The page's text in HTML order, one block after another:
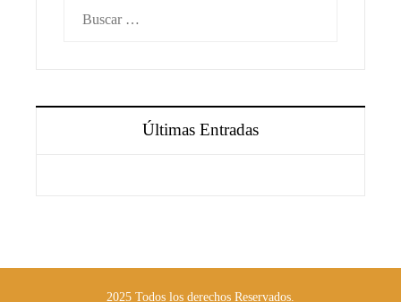
Últimas Entradas
2025 Todos los derechos Reservados.